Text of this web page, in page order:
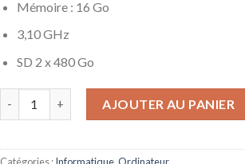
Mémoire : 16 Go
3,10 GHz
SD 2 x 480 Go
AJOUTER AU PANIER